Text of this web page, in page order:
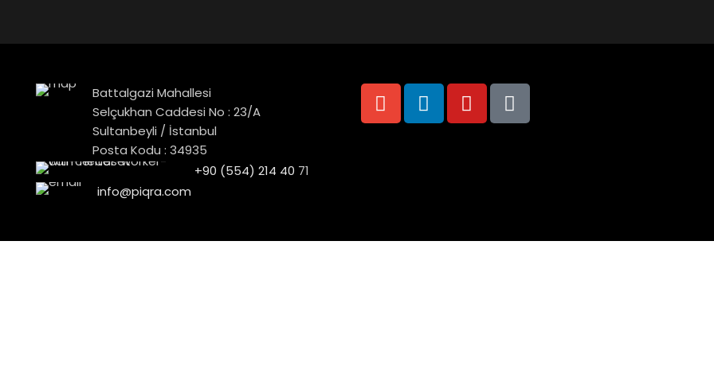
Battalgazi Mahallesi
Selçukhan Caddesi No : 23/A
Sultanbeyli / İstanbul
Posta Kodu : 34935
+90 (554) 214 40 71
info@piqra.com